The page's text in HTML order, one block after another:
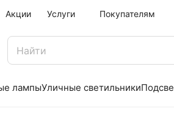
Акции Услуги Покупателям
лампыУличные светильники